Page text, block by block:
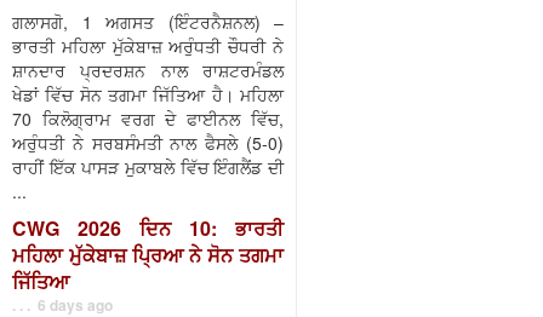
ਗਲਾਸਗੋ, 1 ਅਗਸਤ (ਇੰਟਰਨੈਸ਼ਨਲ) –
ਭਾਰਤੀ ਮਹਿਲਾ ਮੁੱਕੇਬਾਜ਼ ਅਰੁੰਧਤੀ ਚੌਧਰੀ ਨੇ
ਸ਼ਾਨਦਾਰ ਪ੍ਰਦਰਸ਼ਨ ਨਾਲ ਰਾਸ਼ਟਰਮੰਡਲ
ਖੇਡਾਂ ਵਿੱਚ ਸੋਨ ਤਗਮਾ ਜਿੱਤਿਆ ਹੈ। ਮਹਿਲਾ
70 ਕਿਲੋਗ੍ਰਾਮ ਵਰਗ ਦੇ ਫਾਈਨਲ ਵਿੱਚ,
ਅਰੁੰਧਤੀ ਨੇ ਸਰਬਸੰਮਤੀ ਨਾਲ ਫੈਸਲੇ (5-0)
ਰਾਹੀਂ ਇੱਕ ਪਾਸੜ ਮੁਕਾਬਲੇ ਵਿੱਚ ਇੰਗਲੈਂਡ ਦੀ
...
CWG 2026 ਦਿਨ 10: ਭਾਰਤੀ
ਮਹਿਲਾ ਮੁੱਕੇਬਾਜ਼ ਪ੍ਰਿਆ ਨੇ ਸੋਨ ਤਗਮਾ
ਜਿੱਤਿਆ
. . . 6 days ago